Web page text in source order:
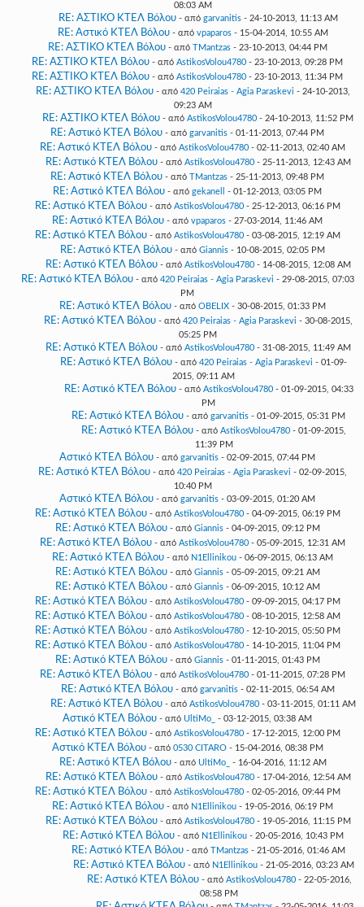
08:03 AM
RE: ΑΣΤΙΚΟ ΚΤΕΛ Βόλου - από garvanitis- 24-10-2013, 11:13 AM
RE: Αστικό ΚΤΕΛ Βόλου - από vpaparos- 15-04-2014, 10:55 AM
RE: ΑΣΤΙΚΟ ΚΤΕΛ Βόλου - από TMantzas- 23-10-2013, 04:44 PM
RE: ΑΣΤΙΚΟ ΚΤΕΛ Βόλου - από AstikosVolou4780 - 23-10-2013, 09:28 PM
RE: ΑΣΤΙΚΟ ΚΤΕΛ Βόλου - από AstikosVolou4780 - 23-10-2013, 11:34 PM
RE: ΑΣΤΙΚΟ ΚΤΕΛ Βόλου - από 420 Peiraias - Agia Paraskevi - 24-10-2013,
09:23 AM
RE: ΑΣΤΙΚΟ ΚΤΕΛ Βόλου - από AstikosVolou4780 - 24-10-2013, 11:52 PM
RE: Αστικό ΚΤΕΛ Βόλου - από garvanitis - 01-11-2013, 07:44 PM
RE: Αστικό ΚΤΕΛ Βόλου - από AstikosVolou4780 - 02-11-2013, 02:40 AM
RE: Αστικό ΚΤΕΛ Βόλου - από AstikosVolou4780- 25-11-2013, 12:43 AM
RE: Αστικό ΚΤΕΛ Βόλου - από TMantzas - 25-11-2013, 09:48 PM
RE: Αστικό ΚΤΕΛ Βόλου - από gekanell - 01-12-2013, 03:05 PM
RE: Αστικό ΚΤΕΛ Βόλου - από AstikosVolou4780- 25-12-2013, 06:16 PM
RE: Αστικό ΚΤΕΛ Βόλου - από vpaparos - 27-03-2014, 11:46 AM
RE: Αστικό ΚΤΕΛ Βόλου - από AstikosVolou4780- 03-08-2015, 12:19 AM
RE: Αστικό ΚΤΕΛ Βόλου - από Giannis - 10-08-2015, 02:05 PM
RE: Αστικό ΚΤΕΛ Βόλου - από AstikosVolou4780- 14-08-2015, 12:08 AM
RE: Αστικό ΚΤΕΛ Βόλου - από 420 Peiraias - Agia Paraskevi - 29-08-2015, 07:03
PM
RE: Αστικό ΚΤΕΛ Βόλου - από OBELIX - 30-08-2015, 01:33 PM
RE: Αστικό ΚΤΕΛ Βόλου - από 420 Peiraias - Agia Paraskevi - 30-08-2015,
05:25 PM
RE: Αστικό ΚΤΕΛ Βόλου - από AstikosVolou4780- 31-08-2015, 11:49 AM
RE: Αστικό ΚΤΕΛ Βόλου - από 420 Peiraias - Agia Paraskevi - 01-09-
2015, 09:11 AM
RE: Αστικό ΚΤΕΛ Βόλου - από AstikosVolou4780- 01-09-2015, 04:33
PM
RE: Αστικό ΚΤΕΛ Βόλου - από garvanitis - 01-09-2015, 05:31 PM
RE: Αστικό ΚΤΕΛ Βόλου - από AstikosVolou4780 - 01-09-2015,
11:39 PM
Αστικό ΚΤΕΛ Βόλου - από garvanitis - 02-09-2015, 07:44 PM
RE: Αστικό ΚΤΕΛ Βόλου - από 420 Peiraias - Agia Paraskevi - 02-09-2015,
10:40 PM
Αστικό ΚΤΕΛ Βόλου - από garvanitis - 03-09-2015, 01:20 AM
RE: Αστικό ΚΤΕΛ Βόλου - από AstikosVolou4780- 04-09-2015, 06:19 PM
RE: Αστικό ΚΤΕΛ Βόλου - από Giannis- 04-09-2015, 09:12 PM
RE: Αστικό ΚΤΕΛ Βόλου - από AstikosVolou4780 - 05-09-2015, 12:31 AM
RE: Αστικό ΚΤΕΛ Βόλου - από N1Ellinikou - 06-09-2015, 06:13 AM
RE: Αστικό ΚΤΕΛ Βόλου - από Giannis- 05-09-2015, 09:21 AM
RE: Αστικό ΚΤΕΛ Βόλου - από Giannis- 06-09-2015, 10:12 AM
RE: Αστικό ΚΤΕΛ Βόλου - από AstikosVolou4780- 09-09-2015, 04:17 PM
RE: Αστικό ΚΤΕΛ Βόλου - από AstikosVolou4780- 08-10-2015, 12:58 AM
RE: Αστικό ΚΤΕΛ Βόλου - από AstikosVolou4780- 12-10-2015, 05:50 PM
RE: Αστικό ΚΤΕΛ Βόλου - από AstikosVolou4780- 14-10-2015, 11:04 PM
RE: Αστικό ΚΤΕΛ Βόλου - από Giannis- 01-11-2015, 01:43 PM
RE: Αστικό ΚΤΕΛ Βόλου - από AstikosVolou4780 - 01-11-2015, 07:28 PM
RE: Αστικό ΚΤΕΛ Βόλου - από garvanitis - 02-11-2015, 06:54 AM
RE: Αστικό ΚΤΕΛ Βόλου - από AstikosVolou4780 - 03-11-2015, 01:11 AM
Αστικό ΚΤΕΛ Βόλου - από UltiMo_ - 03-12-2015, 03:38 AM
RE: Αστικό ΚΤΕΛ Βόλου - από AstikosVolou4780- 17-12-2015, 12:00 PM
Αστικό ΚΤΕΛ Βόλου - από 0530 CITARO- 15-04-2016, 08:38 PM
RE: Αστικό ΚΤΕΛ Βόλου - από UltiMo_ - 16-04-2016, 11:12 AM
RE: Αστικό ΚΤΕΛ Βόλου - από AstikosVolou4780- 17-04-2016, 12:54 AM
RE: Αστικό ΚΤΕΛ Βόλου - από AstikosVolou4780- 02-05-2016, 09:44 PM
RE: Αστικό ΚΤΕΛ Βόλου - από N1Ellinikou - 19-05-2016, 06:19 PM
RE: Αστικό ΚΤΕΛ Βόλου - από AstikosVolou4780- 19-05-2016, 11:15 PM
RE: Αστικό ΚΤΕΛ Βόλου - από N1Ellinikou - 20-05-2016, 10:43 PM
RE: Αστικό ΚΤΕΛ Βόλου - από TMantzas - 21-05-2016, 01:46 AM
RE: Αστικό ΚΤΕΛ Βόλου - από N1Ellinikou - 21-05-2016, 03:23 AM
RE: Αστικό ΚΤΕΛ Βόλου - από AstikosVolou4780- 22-05-2016,
08:58 PM